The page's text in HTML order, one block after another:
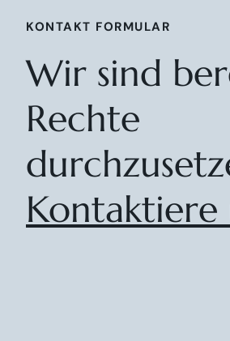
KONTAKT FORMULAR
Wir sind
Rechte
Kontaktiere